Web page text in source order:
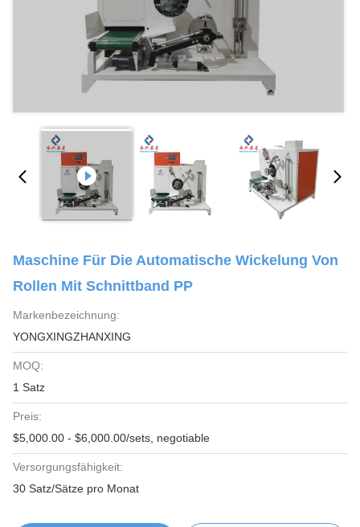
Maschine Für Die Automatische Wickelung Von
Rollen Mit Schnittband PP
Markenbezeichnung:
YONGXINGZHANXING
MOQ:
1 Satz
Preis:
$5,000.00 - $6,000.00/sets, negotiable
Versorgungsfähigkeit:
30 Satz/Sätze pro Monat